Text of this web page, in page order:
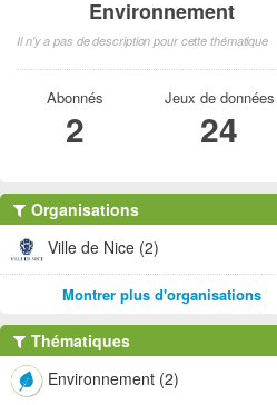
Environnement
Il n'y a pas de description pour cette thématique
Abonnés
2
Jeux de données
24
Organisations
Ville de Nice (2)
Montrer plus d'organisations
Thématiques
Environnement (2)